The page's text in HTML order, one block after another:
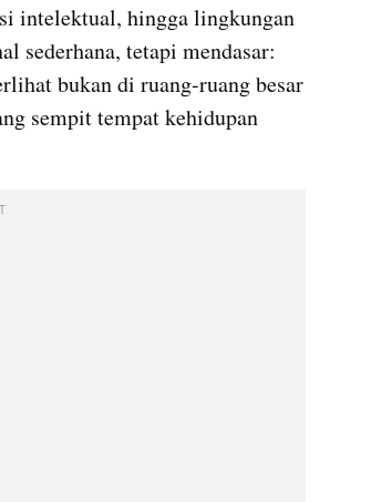
intelektual, hingga lingkungan
sederhana, tetapi mendasar:
bukan di ruang-ruang besar
sempit tempat kehidupan